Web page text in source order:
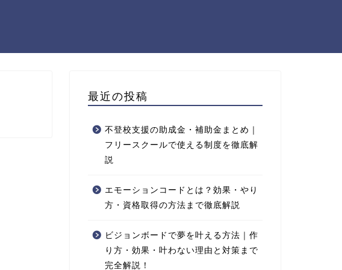
最近の投稿
不登校支援の助成金・補助金まとめ｜
フリースクールで使える制度を徹底解
説
エモーションコードとは？効果・やり
方・資格取得の方法まで徹底解説
ビジョンボードで夢を叶える方法｜作
り方・効果・叶わない理由と対策まで
完全解説！